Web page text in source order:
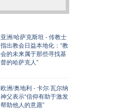
亚洲/哈萨克斯坦 - 传教士
指出教会日益本地化：“教
会的未来属于那些寻找基
督的哈萨克人”
欧洲/奥地利 - 卡尔·瓦尔纳
神父表示“信仰有助于激发
帮助他人的意愿”